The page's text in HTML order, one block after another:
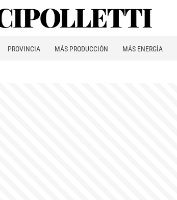
PROVINCIA MÁS PRODUCCIÓN MÁS ENERGÍA